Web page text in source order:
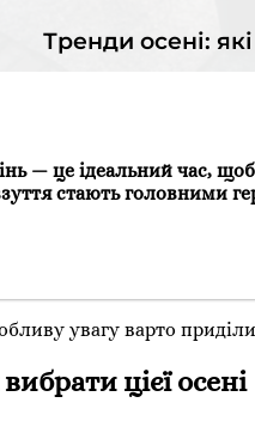
Тренди осені:
— це ідеальний час,
стають головними
увагу варто
цієї осені